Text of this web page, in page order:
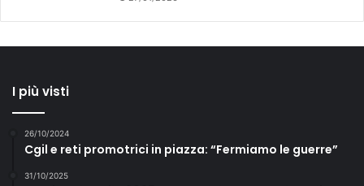
I più visti
26/10/2024
Cgil e reti promotrici in piazza: “Fermiamo le guerre”
31/10/2025